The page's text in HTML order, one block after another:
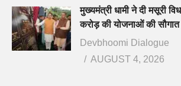
मुख्यमंत्री धामी ने दी मसूरी
करोड़ की योजनाओं की सौगात
Devbhoomi Dialogue
AUGUST 4, 2026